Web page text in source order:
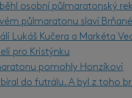
osobní půlmaratonský
půlmaratonu slaví
Lukáš Kučera a Markéta
pro Kristýnku
pomohly Honzíkovi
do futrálu. A byl z toho